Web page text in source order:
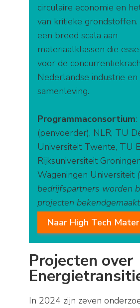
circulaire economie en
van kritieke
een breed scala aan
materiaalklassen die
voor de
Nederlandse industrie
samenleving.
Programmaconsortium
(penvoerder), NLR, TU
Universiteit Twente, TU
Rijksuniversiteit
Wageningen Universiteit
bedrijfspartners worden
projecten
Naar High Tech
Projecten over
In 2024 zijn zeven